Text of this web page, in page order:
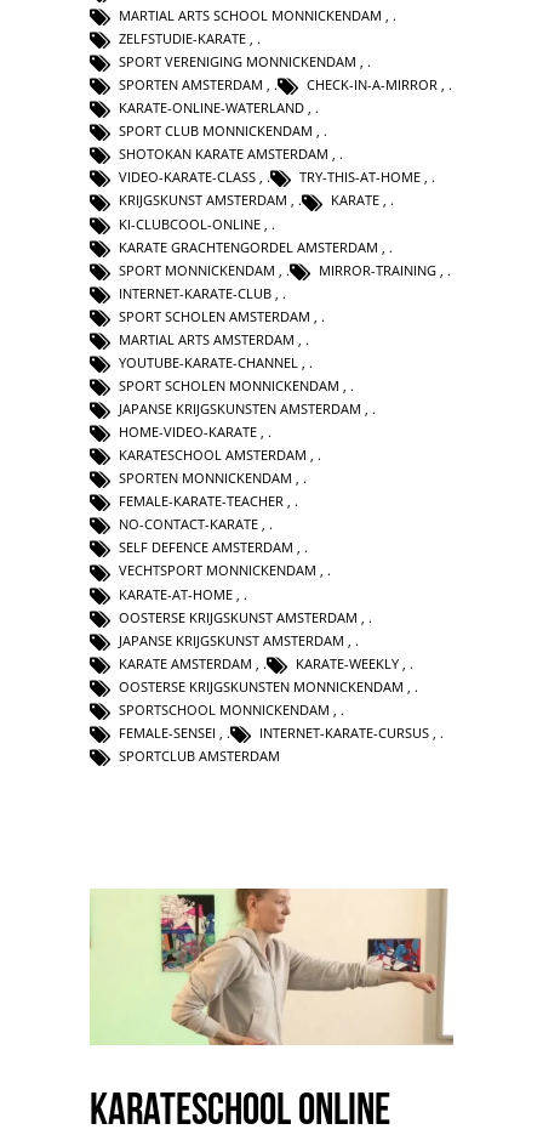
MARTIAL ARTS SCHOOL MONNICKENDAM
ZELFSTUDIE-KARATE ,
SPORT VERENIGING MONNICKENDAM ,
SPORTEN AMSTERDAM , CHECK-IN-A-MIRROR ,
KARATE-ONLINE-WATERLAND ,
SPORT CLUB MONNICKENDAM ,
SHOTOKAN KARATE AMSTERDAM ,
VIDEO-KARATE-CLASS , TRY-THIS-AT-HOME ,
KRIJGSKUNST AMSTERDAM , KARATE ,
KI-CLUBCOOL-ONLINE
KARATE GRACHTENGORDEL AMSTERDAM
SPORT MONNICKENDAM
MIRROR-TRAINING
INTERNET-KARATE-CLUB
SPORT SCHOLEN AMSTERDAM
MARTIAL ARTS AMSTERDAM
YOUTUBE-KARATE-CHANNEL
SPORT SCHOLEN MONNICKENDAM
JAPANSE KRIJGSKUNSTEN AMSTERDAM ,
HOME-VIDEO-KARATE ,
KARATESCHOOL AMSTERDAM ,
SPORTEN MONNICKENDAM ,
FEMALE-KARATE-TEACHER ,
NO-CONTACT-KARATE ,
SELF DEFENCE AMSTERDAM ,
VECHTSPORT MONNICKENDAM ,
KARATE-AT-HOME
OOSTERSE KRIJGSKUNST AMSTERDAM
JAPANSE KRIJGSKUNST AMSTERDAM
KARATE AMSTERDAM
KARATE-WEEKLY
OOSTERSE KRIJGSKUNSTEN MONNICKENDAM
SPORTSCHOOL MONNICKENDAM
FEMALE-SENSEI
INTERNET-KARATE-CURSUS
SPORTCLUB AMSTERDAM
karateschool online